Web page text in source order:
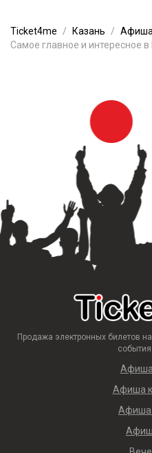
Ticket4me Казань Афиша
Самое главное и интересное в
Продажа электронных билетов
Афиша
Афиша